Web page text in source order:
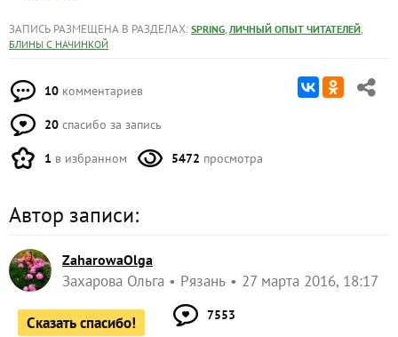
ЗАПИСЬ РАЗМЕЩЕНА В РАЗДЕЛАХ: SPRING, ЛИЧНЫЙ ОПЫТ ЧИТАТЕЛЕЙ,
БЛИНЫ С НАЧИНКОЙ
10 комментариев
20 спасибо за запись
1 в избранном 5472 просмотра
Автор записи:
ZaharowaOlga
Захарова Ольга Рязань 27 марта 2016, 18:17
Сказать спасибо! 7553